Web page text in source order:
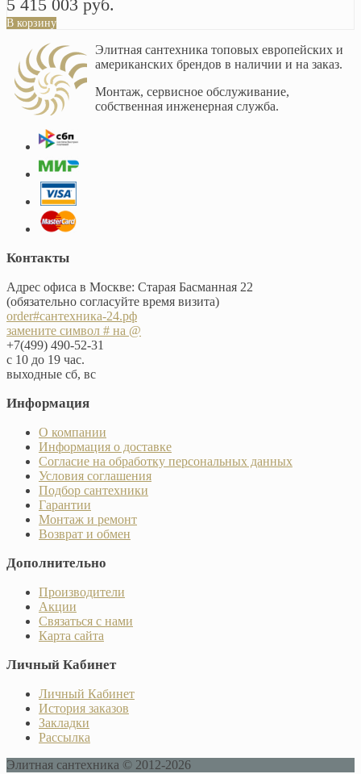
5 415 003 руб.
В корзину
Элитная сантехника топовых европейских и
американских брендов в наличии и на заказ.
Монтаж, сервисное обслуживание,
собственная инженерная служба.
Контакты
Адрес офиса в Москве: Старая Басманная 22
(обязательно согласуйте время визита)
order#сантехника-24.рф
замените символ # на @
+7(499) 490-52-31
с 10 до 19 час.
выходные сб, вс
Информация
О компании
Информация о доставке
Согласие на обработку персональных данных
Условия соглашения
Подбор сантехники
Гарантии
Монтаж и ремонт
Возврат и обмен
Дополнительно
Производители
Акции
Связаться с нами
Карта сайта
Личный Кабинет
Личный Кабинет
История заказов
Закладки
Рассылка
Элитная сантехника © 2012-2026